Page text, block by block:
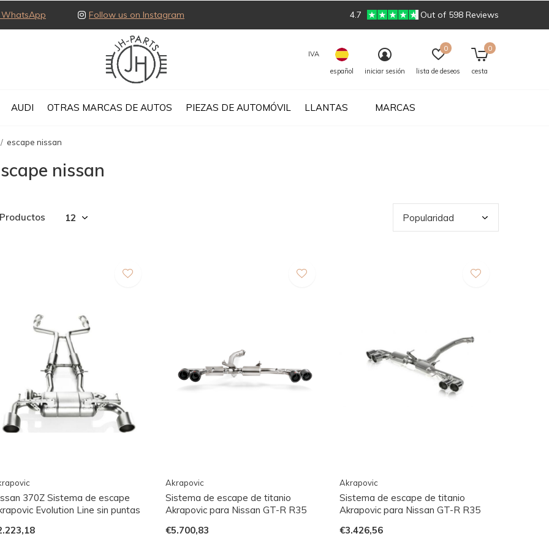
AUDI OTRAS MARCAS DE AUTOS PIEZAS DE AUTOMÓVIL LLANTAS MARCAS
IVA
español
iniciar sesión lista de deseos
0
cesta
0
Follow us on Instagram 4.7 Out of 598 Reviews
escape nissan
nissan
370Z Sistema de escape
Evolution Line sin puntas
Akrapovic
Sistema de escape de titanio
Akrapovic para Nissan GT-R R35
€5.700,83
Akrapovic
Sistema de escape de titanio
Akrapovic para Nissan GT-R R35
€3.426,56